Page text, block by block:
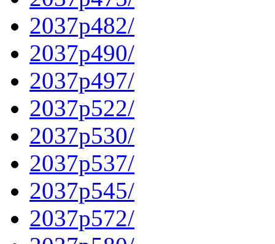
2037p482/
2037p490/
2037p497/
2037p522/
2037p530/
2037p537/
2037p545/
2037p572/